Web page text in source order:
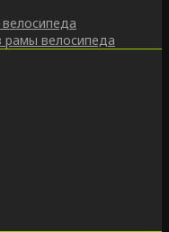
рамы велосипеда